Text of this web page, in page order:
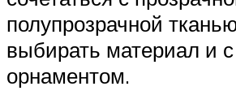
полупрозрачной
выбирать материал и с
орнаментом.